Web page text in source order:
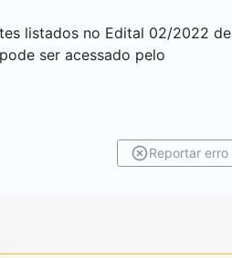
listados no Edital 02/2022 de
ser acessado pelo
Reportar erro